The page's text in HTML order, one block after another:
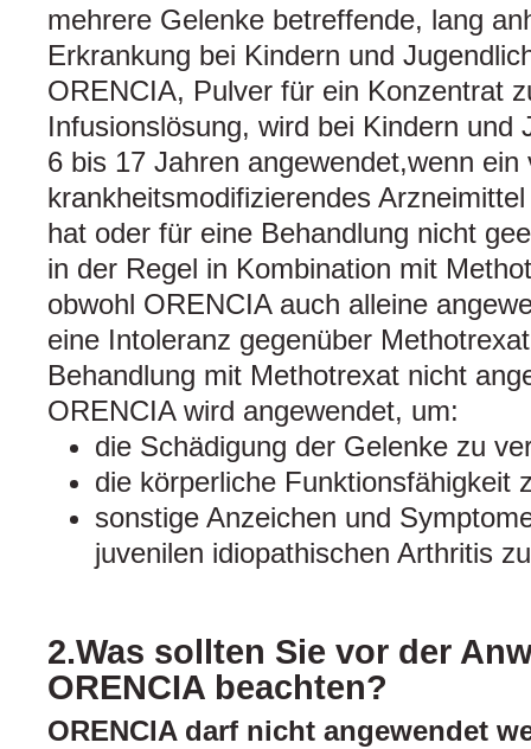
mehrere Gelenke betreffende, lang
Erkrankung bei Kindern und
ORENCIA, Pulver für ein Konzentrat
Infusionslösung, wird bei Kindern und
6 bis 17 Jahren angewendet,wenn
krankheitsmodifizierendes
hat oder für eine Behandlung nicht
in der Regel in Kombination mit
obwohl ORENCIA auch alleine
eine Intoleranz gegenüber
Behandlung mit Methotrexat nicht
ORENCIA wird angewendet, um:
die Schädigung der Gelenke zu
die körperliche Funktionsfähigkeit
sonstige Anzeichen und
juvenilen idiopathischen Arthritis
2.Was sollten Sie vor der
ORENCIA beachten?
ORENCIA darf nicht angewendet